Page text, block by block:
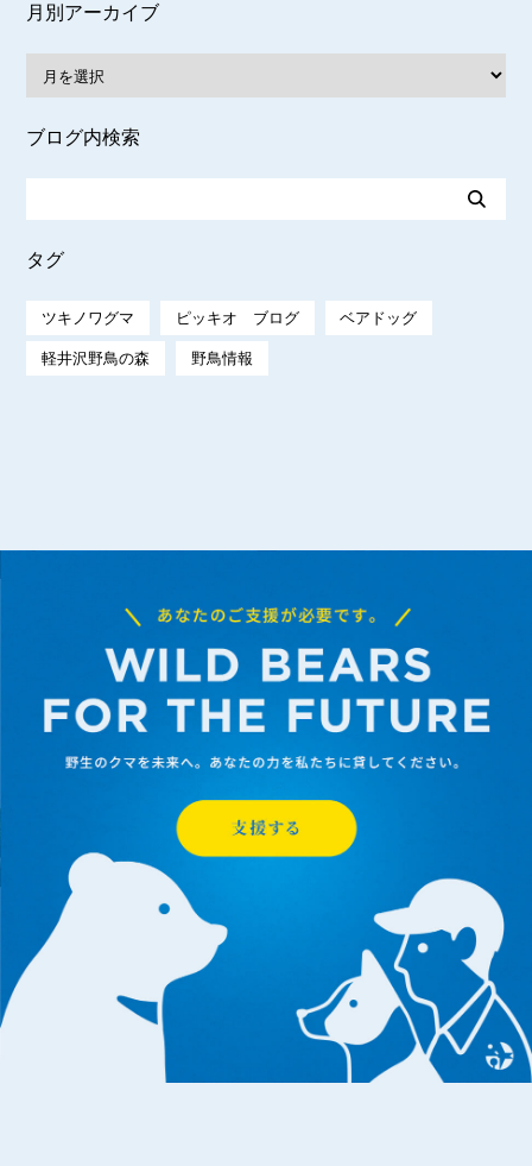
月別アーカイブ
ブログ内検索
タグ
ツキノワグマ ピッキオ ブログ ベアドッグ
軽井沢野鳥の森 野鳥情報